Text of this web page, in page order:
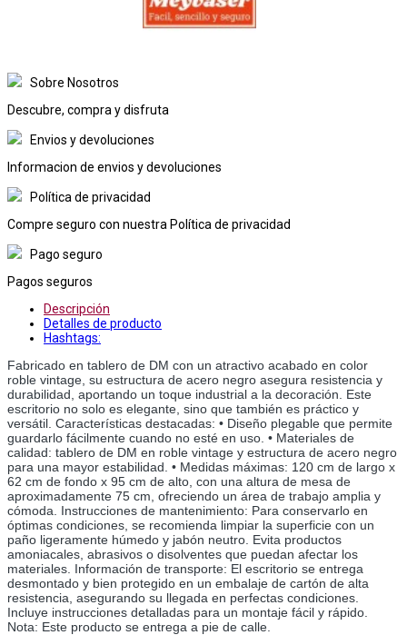
Sobre Nosotros
Descubre, compra y disfruta
Envios y devoluciones
Informacion de envios y devoluciones
Política de privacidad
Compre seguro con nuestra Política de privacidad
Pago seguro
Pagos seguros
Descripción
Detalles de producto
Hashtags:
Fabricado en tablero de DM con un atractivo acabado en color
roble vintage, su estructura de acero negro asegura resistencia y
durabilidad, aportando un toque industrial a la decoración. Este
escritorio no solo es elegante, sino que también es práctico y
versátil. Características destacadas: • Diseño plegable que permite
guardarlo fácilmente cuando no esté en uso. • Materiales de
calidad: tablero de DM en roble vintage y estructura de acero negro
para una mayor estabilidad. • Medidas máximas: 120 cm de largo x
62 cm de fondo x 95 cm de alto, con una altura de mesa de
aproximadamente 75 cm, ofreciendo un área de trabajo amplia y
cómoda. Instrucciones de mantenimiento: Para conservarlo en
óptimas condiciones, se recomienda limpiar la superficie con un
paño ligeramente húmedo y jabón neutro. Evita productos
amoniacales, abrasivos o disolventes que puedan afectar los
materiales. Información de transporte: El escritorio se entrega
desmontado y bien protegido en un embalaje de cartón de alta
resistencia, asegurando su llegada en perfectas condiciones.
Incluye instrucciones detalladas para un montaje fácil y rápido.
Nota: Este producto se entrega a pie de calle.